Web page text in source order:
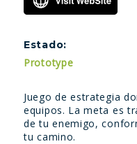
Estado:
Prototype
Juego de estrategia
equipos. La meta es
de tu enemigo,
tu camino.